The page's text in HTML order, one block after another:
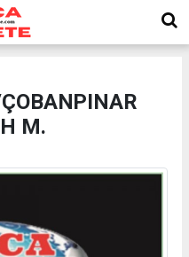
M.